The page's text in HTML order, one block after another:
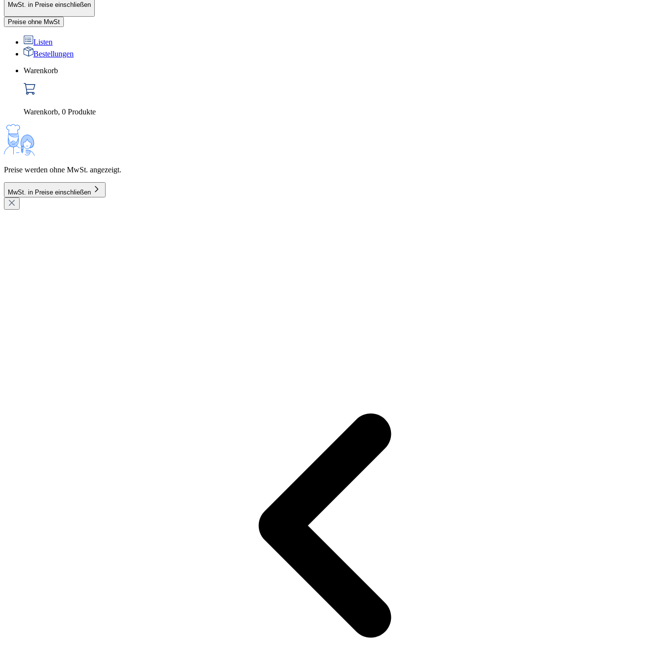
MwSt. in Preise einschließen
Preise ohne MwSt
Listen
Bestellungen
Warenkorb
Warenkorb, 0 Produkte
Preise werden ohne MwSt. angezeigt.
MwSt. in Preise einschließen